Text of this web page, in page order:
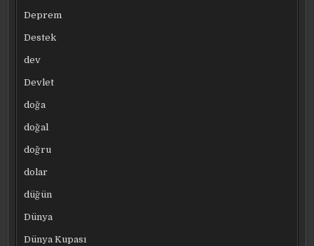
Deprem
Destek
dev
Devlet
doğa
doğal
doğru
dolar
düğün
Dünya
Dünya Kupası